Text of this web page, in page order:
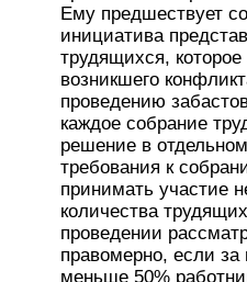
Ему предшествует
инициатива
трудящихся,
возникшего
проведению
каждое собрание
решение в
требования к
принимать участие
количества
проведении
правомерно, если за
меньше 50%